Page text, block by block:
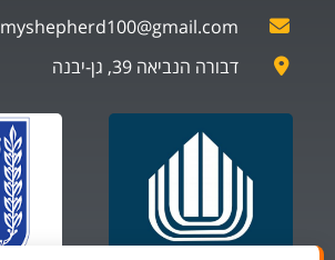
myshepherd100@gmail.com
דבורה הנביאה 39, גן-יבנה